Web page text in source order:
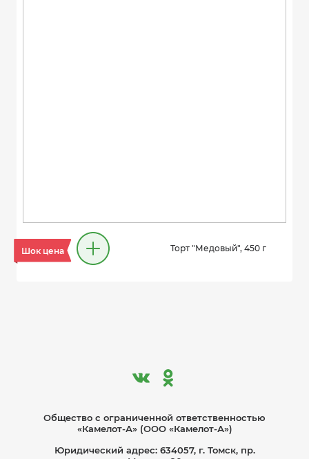
Шок цена Торт "Медовый", 450 г
Общество с ограниче­нной ответственностью
«Камелот-А» (ООО «Камелот-А»)
Юридический адрес: 634057, г. Томск, пр.